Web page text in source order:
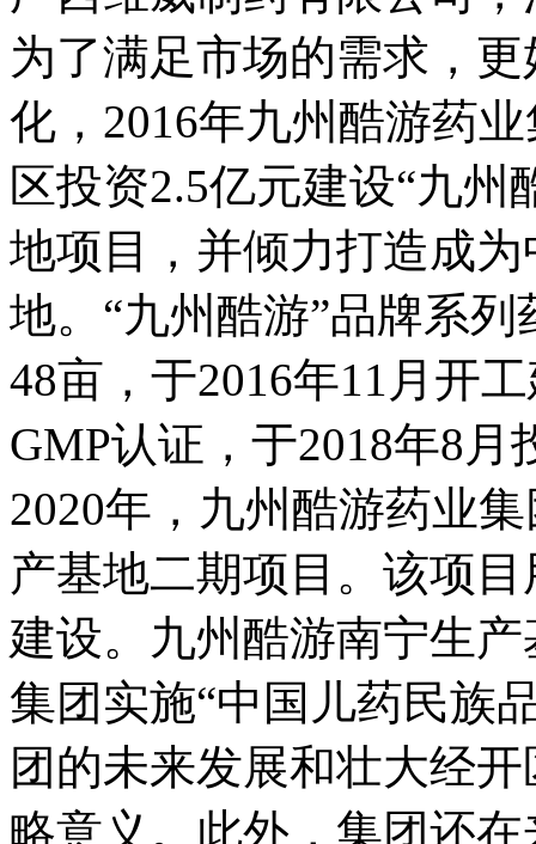
为了满足市场的需求，
化，2016年九州酷游
区投资2.5亿元建设“九
地项目，并倾力打造
地。“九州酷游”品牌系
48亩，于2016年11月开
GMP认证，于2018年8
2020年，九州酷游药
产基地二期项目。该项目
建设。九州酷游南宁生
集团实施“中国儿药民族品
团的未来发展和壮大经
略意义。此外，集团